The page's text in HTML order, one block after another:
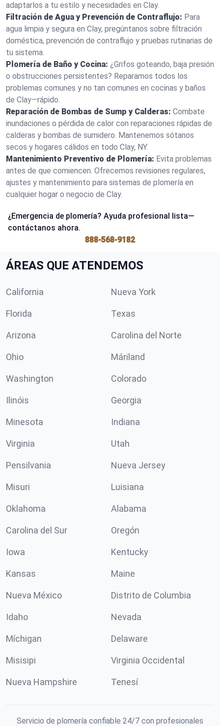
adaptarlos a tu estilo y necesidades en Clay.
Filtración de Agua y Prevención de Contraflujo: Para
agua limpia y segura en Clay, pregúntanos sobre filtración
doméstica, prevención de contraflujo y pruebas rutinarias de
tu sistema.
Plomería de Baño y Cocina: ¿Grifos goteando, baja presión
o obstrucciones persistentes? Reparamos todos los
problemas comunes y no tan comunes en cocinas y baños
de Clay—rápido.
Reparación de Bombas de Sump y Calderas: Combate
inundaciones o pérdida de calor con reparaciones rápidas de
calderas y bombas de sumidero. Mantenemos sótanos
secos y hogares cálidos en todo Clay, NY.
Mantenimiento Preventivo de Plomería: Evita problemas
antes de que comiencen. Ofrecemos revisiones regulares,
ajustes y mantenimiento para sistemas de plomería en
cualquier hogar o negocio de Clay.
¿Emergencia de plomería? Ayuda profesional lista—
contáctanos ahora.
888-568-9182
ÁREAS QUE ATENDEMOS
California Nueva York
Florida Texas
Arizona Carolina del Norte
Ohio Máriland
Washington Colorado
Ilinóis Georgia
Minesota Indiana
Virginia Utah
Pensilvania Nueva Jersey
Misuri Luisiana
Oklahoma Alabama
Carolina del Sur Oregón
Iowa Kentucky
Kansas Maine
Nueva México Distrito de Columbia
Idaho Nevada
Míchigan Delaware
Misisipi Virginia Occidental
Nueva Hampshire Tenesí
Servicio de plomería confiable 24/7 con profesionales